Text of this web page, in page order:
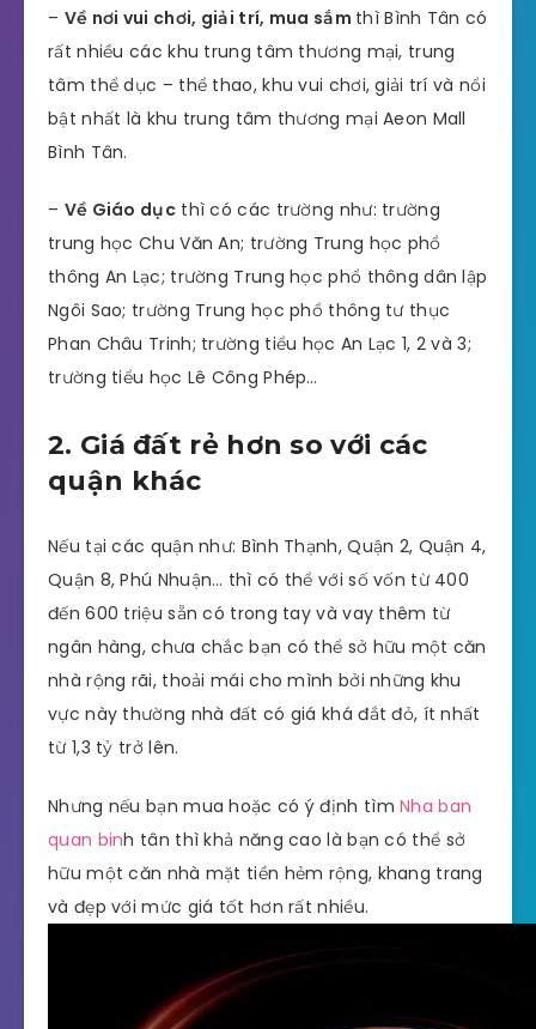
– Về nơi vui chơi, giải trí, mua sắm thì Bình Tân có
rất nhiều các khu trung tâm thương mại, trung
tâm thể dục – thể thao, khu vui chơi, giải trí và nổi
bật nhất là khu trung tâm thương mại Aeon Mall
Bình Tân.
– Về Giáo dụcthì có các trường như: trường
trung học Chu Văn An; trường Trung học phổ
thông An Lạc; trường Trung học phổ thông dân lập
Ngôi Sao; trường Trung học phổ thông tư thục
Phan Châu Trinh; trường tiểu học An Lạc 1, 2 và 3;
trường tiểu học Lê Công Phép…
2. Giá đất rẻ hơn so với các
quận khác
Nếu tại các quận như: Bình Thạnh, Quận 2, Quận 4,
Quận 8, Phú Nhuận… thì có thể với số vốn từ 400
đến 600 triệu sẵn có trong tay và vay thêm từ
ngân hàng, chưa chắc bạn có thể sở hữu một căn
nhà rộng rãi, thoải mái cho mình bởi những khu
vực này thường nhà đất có giá khá đắt đỏ, ít nhất
từ 1,3 tỷ trở lên.
Nhưng nếu bạn mua hoặc có ý định tìmNha ban
quan binh tân thì khả năng cao là bạn có thể sở
hữu một căn nhà mặt tiền hẻm rộng, khang trang
và đẹp với mức giá tốt hơn rất nhiều.